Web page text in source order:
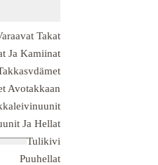
Takat
Ja Kamiinat
Avotakkaan
Ja Hellat
Tulikivi
Puuhellat